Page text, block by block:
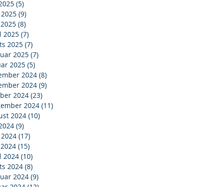
(5)
(9)
(8)
2025 (7)
2025 (7)
2025 (7)
2025 (5)
2024 (8)
2024 (9)
2024 (23)
2024 (11)
2024 (10)
(9)
(17)
(15)
2024 (10)
2024 (8)
2024 (9)